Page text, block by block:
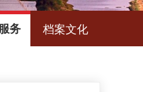
务 档案文化